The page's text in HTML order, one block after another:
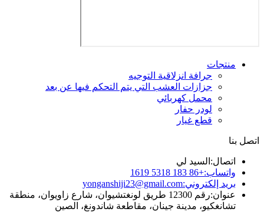
جرافة انزلاقية التوجيه
جزازات العشب التي يتم التحكم فيها عن بعد
محمل كهربائي
لودر حفار
قطع غيار
السيد لي
إلكتروني: yonganshiji23@gmail.com
رقم 12300 طريق لونغتشيوان، شارع زاويوان، منطقة
مدينة جينان، مقاطعة شاندونغ، الصين